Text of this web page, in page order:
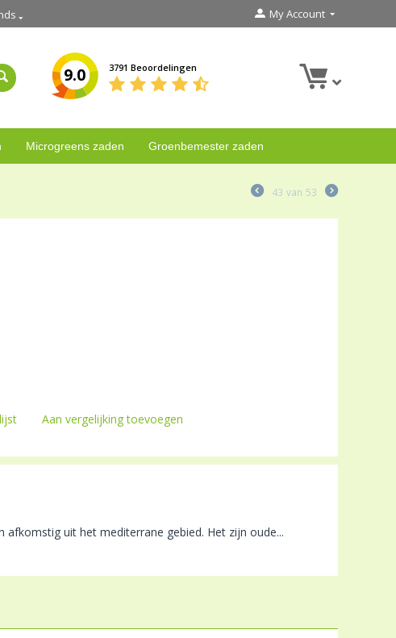
My Account
9.0 3791 Beoordelingen
Microgreens zaden Groenbemester zaden
43 van 53
Aan vergelijking toevoegen
uit het mediterrane gebied. Het zijn oude...